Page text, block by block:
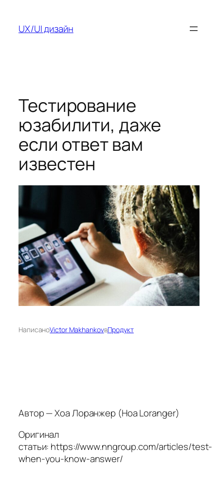
содержимому
UX/UI дизайн
Тестирование
юзабилити, даже
если ответ вам
известен
НаписаноVictor MakhankovвПродукт
Автор — Хоа Лоранжер (Hoa Loranger)
Оригинал
статьи: https://www.nngroup.com/articles/test-
when-you-know-answer/